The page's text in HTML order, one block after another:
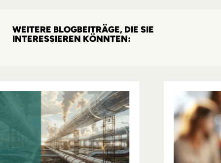
WEITERE BLOGBEITRÄGE, DIE SIE
INTERESSIEREN KÖNNTEN: